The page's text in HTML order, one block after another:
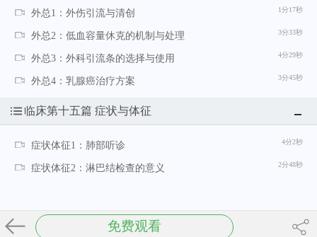
1分17秒
外总1：外伤引流与清创
3分33秒
外总2：低血容量休克的机制与处理
4分29秒
外总3：外科引流条的选择与使用
3分45秒
外总4：乳腺癌治疗方案
临床第十五篇 症状与体征
4分2秒
症状体征1：肺部听诊
2分48秒
症状体征2：淋巴结检查的意义
免费观看